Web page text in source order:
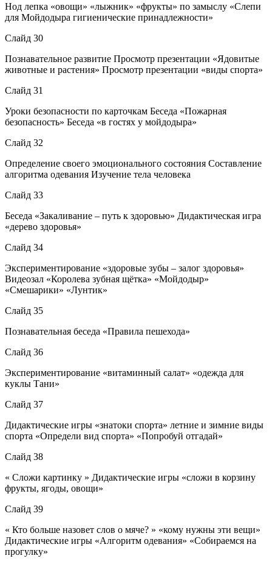
Нод лепка «овощи» «лыжник» «фрукты» по замыслу «Слепи
для Мойдодыра гигиенические принадлежности»
Слайд 30
Познавательное развитие Просмотр презентации «Ядовитые
животные и растения» Просмотр презентации «виды спорта»
Слайд 31
Уроки безопасности по карточкам Беседа «Пожарная
безопасность» Беседа «в гостях у мойдодыра»
Слайд 32
Определение своего эмоционального состояния Составление
алгоритма одевания Изучение тела человека
Слайд 33
Беседа «Закаливание – путь к здоровью» Дидактическая игра
«дерево здоровья»
Слайд 34
Экспериментирование «здоровые зубы – залог здоровья»
Видеозал «Королева зубная щётка» «Мойдодыр»
«Смешарики» «Лунтик»
Слайд 35
Познавательная беседа «Правила пешехода»
Слайд 36
Экспериментирование «витаминный салат» «одежда для
куклы Тани»
Слайд 37
Дидактические игры «знатоки спорта» летние и зимние виды
спорта «Определи вид спорта» «Попробуй отгадай»
Слайд 38
« Сложи картинку » Дидактические игры «сложи в корзину
фрукты, ягоды, овощи»
Слайд 39
« Кто больше назовет слов о мяче? » «кому нужны эти вещи»
Дидактические игры «Алгоритм одевания» «Собираемся на
прогулку»